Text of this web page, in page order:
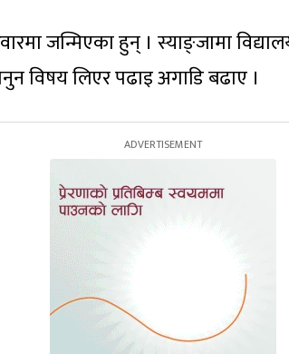
जन्मिएका हुन् । स्याङ्जामा
विषय लिएर पढाइ अगाडि बढाए ।